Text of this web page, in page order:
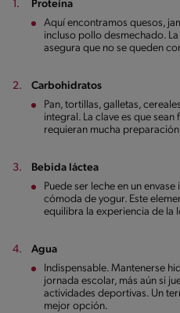
Proteína
Aquí encontramos quesos,
incluso pollo desmechado.
asegura que no se queden
Carbohidratos
Pan, tortillas, galletas,
integral. La clave es que
requieran mucha
Bebida láctea
Puede ser leche en un
cómoda de yogur. Este
equilibra la experiencia de la
Agua
Indispensable. Mantenerse
jornada escolar, más aún si
actividades deportivas. Un
mejor opción.